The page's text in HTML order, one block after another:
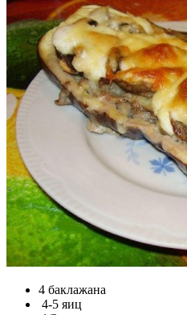
4 баклажана
4-5 яиц